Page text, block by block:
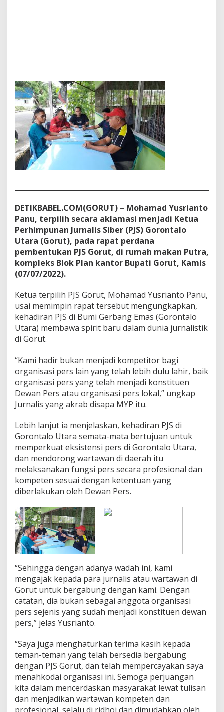
G
o
r
o
n
t
a
l
U
a
DETIKBABEL.COM(GORUT) – Mohamad Yusrianto
Panu, terpilih secara aklamasi menjadi Ketua
Perhimpunan Jurnalis Siber (PJS) Gorontalo
Utara (Gorut), pada rapat perdana
pembentukan PJS Gorut, di rumah makan Putra,
kompleks Blok Plan kantor Bupati Gorut, Kamis
(07/07/2022).
Ketua terpilih PJS Gorut, Mohamad Yusrianto Panu,
usai memimpin rapat tersebut mengungkapkan,
kehadiran PJS di Bumi Gerbang Emas (Gorontalo
Utara) membawa spirit baru dalam dunia jurnalistik
di Gorut.
“Kami hadir bukan menjadi kompetitor bagi
organisasi pers lain yang telah lebih dulu lahir, baik
organisasi pers yang telah menjadi konstituen
Dewan Pers atau organisasi pers lokal,” ungkap
Jurnalis yang akrab disapa MYP itu.
Lebih lanjut ia menjelaskan, kehadiran PJS di
Gorontalo Utara semata-mata bertujuan untuk
memperkuat eksistensi pers di Gorontalo Utara,
dan mendorong wartawan di daerah itu
melaksanakan fungsi pers secara profesional dan
kompeten sesuai dengan ketentuan yang
diberlakukan oleh Dewan Pers.
“Sehingga dengan adanya wadah ini, kami
mengajak kepada para jurnalis atau wartawan di
Gorut untuk bergabung dengan kami. Dengan
catatan, dia bukan sebagai anggota organisasi
pers sejenis yang sudah menjadi konstituen dewan
pers,” jelas Yusrianto.
“Saya juga menghaturkan terima kasih kepada
teman-teman yang telah bersedia bergabung
dengan PJS Gorut, dan telah mempercayakan saya
menahkodai organisasi ini. Semoga perjuangan
kita dalam mencerdaskan masyarakat lewat tulisan
dan menjadikan wartawan kompeten dan